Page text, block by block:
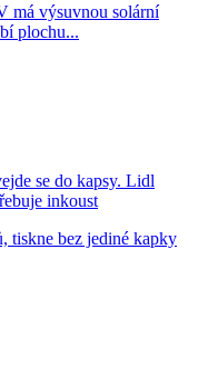
má výsuvnou solární
plochu...
se do kapsy. Lidl
inkoust
tiskne bez jediné kapky